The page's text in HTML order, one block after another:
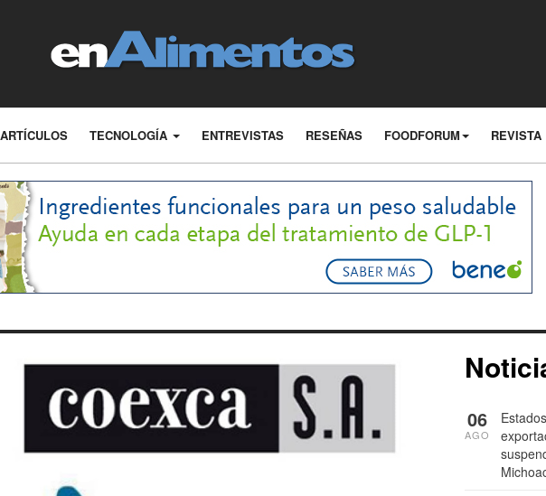
ARTÍCULOS TECNOLOGÍA ENTREVISTAS RESEÑAS FOODFORUM REVISTA
06
AGO